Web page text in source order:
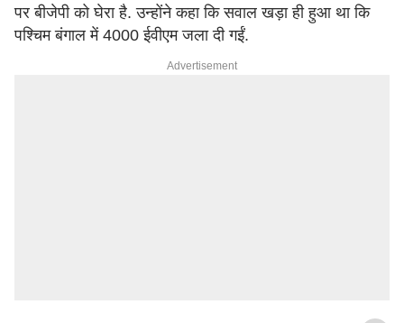
पर बीजेपी को घेरा है. उन्होंने कहा कि सवाल खड़ा ही हुआ था कि
पश्चिम बंगाल में 4000 ईवीएम जला दी गईं.
Advertisement